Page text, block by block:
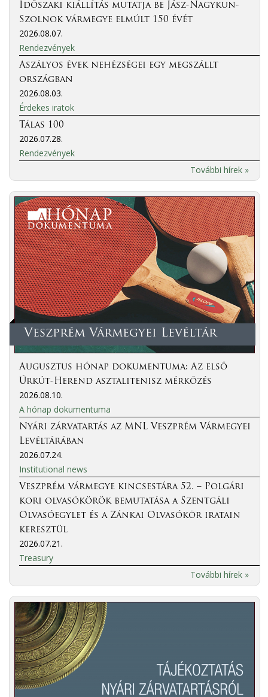
Időszaki kiállítás mutatja be Jász-Nagykun-
Szolnok vármegye elmúlt 150 évét
2026.08.07.
Rendezvények
Aszályos évek nehézségei egy megszállt
országban
2026.08.03.
Érdekes iratok
Tálas 100
2026.07.28.
Rendezvények
További hírek »
Veszprém Vármegyei Levéltár
Augusztus hónap dokumentuma: Az első
Úrkút-Herend asztalitenisz mérkőzés
2026.08.10.
A hónap dokumentuma
Nyári zárvatartás az MNL Veszprém Vármegyei
Levéltárában
2026.07.24.
Institutional news
Veszprém vármegye kincsestára 52. – Polgári
kori olvasókörök bemutatása a Szentgáli
Olvasóegylet és a Zánkai Olvasókör iratain
keresztül
2026.07.21.
Treasury
További hírek »